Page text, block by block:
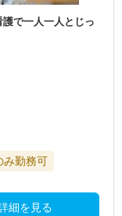
護で一人一人とじっ
み勤務可
細を見る